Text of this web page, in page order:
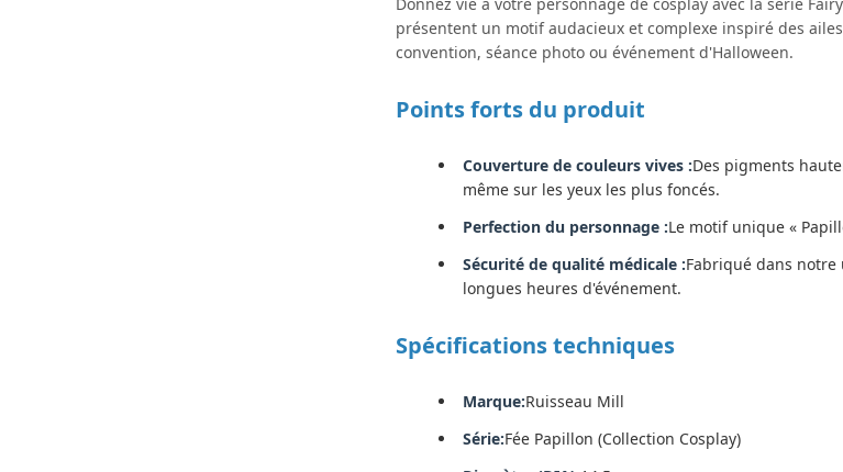
présentent un motif audacieux et complexe inspiré des
convention, séance photo ou événement d'Halloween.
Points forts du produit
Couverture de couleurs vives :Des pigments
même sur les yeux les plus foncés.
Perfection du personnage :Le motif unique «
Sécurité de qualité médicale :Fabriqué dans
longues heures d'événement.
Spécifications techniques
Marque:Ruisseau Mill
Série:Fée Papillon (Collection Cosplay)